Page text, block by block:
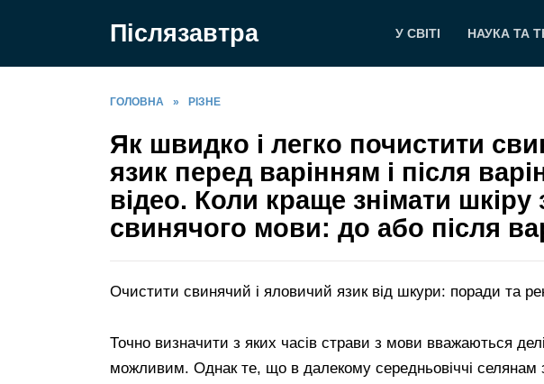
Післязавтра У СВІТІ НАУКА ТА
ГОЛОВНА » РІЗНЕ
Як швидко і легко почистити
язик перед варінням і після
відео. Коли краще знімати шкіру
свинячого мови: до або після
Очистити свинячий і яловичий язик від шкури: поради та
Точно визначити з яких часів страви з мови вважаються
можливим. Однак те, що в далекому середньовіччі селянам